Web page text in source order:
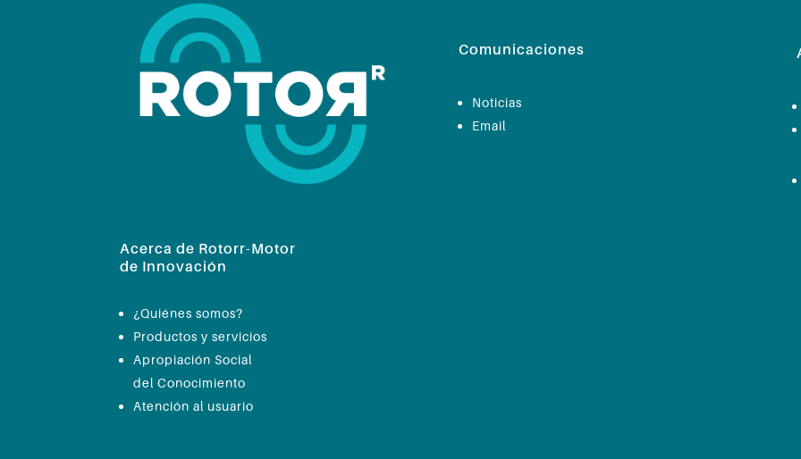
Acerca de Rotorr-Motor
de Innovación
¿Quiénes somos?
Productos y servicios
Apropiación Social
del Conocimiento
Atención al usuario
Comunicaciones
Noticias
Email